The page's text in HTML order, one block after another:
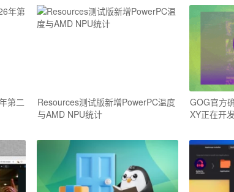
第二
Resources测试版新增PowerPC温度
与AMD NPU统计
GOG官方
XY正在开发